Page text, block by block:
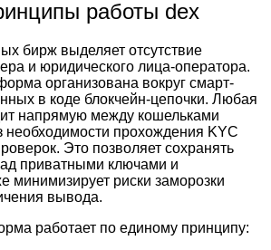
работы dex
бирж выделяет отсутствие
и юридического лица-оператора.
организована вокруг смарт-
в коде блокчейн-цепочки. Любая
напрямую между кошельками
необходимости прохождения KYC
Это позволяет сохранять
приватными ключами и
минимизирует риски заморозки
вывода.
работает по единому принципу: